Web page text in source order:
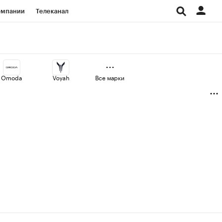
Телеканал
Проверка контрагентов
Omoda Voyah Все марки